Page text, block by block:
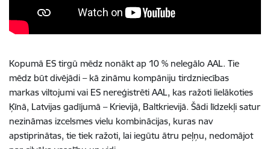
Kopumā ES tirgū mēdz nonākt ap 10 % nelegālo AAL. Tie
mēdz būt divējādi – kā zināmu kompāniju tirdzniecības
markas viltojumi vai ES nereģistrēti AAL, kas ražoti lielākoties
Ķīnā, Latvijas gadījumā – Krievijā, Baltkrievijā. Šādi līdzekļi satur
nezināmas izcelsmes vielu kombinācijas, kuras nav
apstiprinātas, tie tiek ražoti, lai iegūtu ātru peļņu, nedomājot